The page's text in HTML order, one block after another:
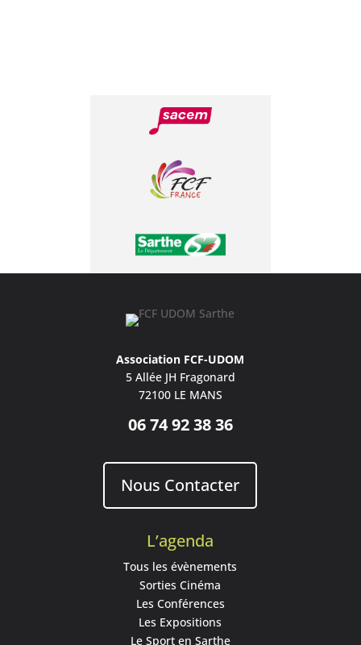
Association FCF-UDOM
5 Allée JH Fragonard
72100 LE MANS
06 74 92 38 36
Nous Contacter
L’agenda
Tous les évènements
Sorties Cinéma
Les Conférences
Les Expositions
Le Sport en Sarthe